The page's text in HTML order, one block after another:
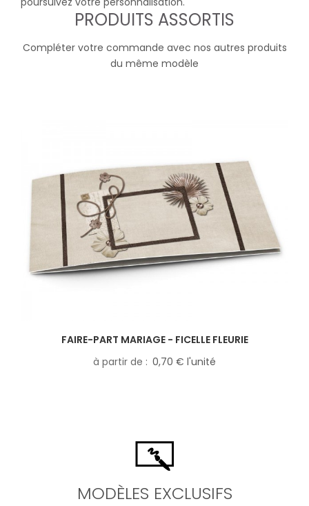
PRODUITS ASSORTIS
Compléter votre commande avec nos autres produits
du même modèle
FAIRE-PART MARIAGE - FICELLE FLEURIE
à partir de
0,70 € l'unité
MODÈLES EXCLUSIFS